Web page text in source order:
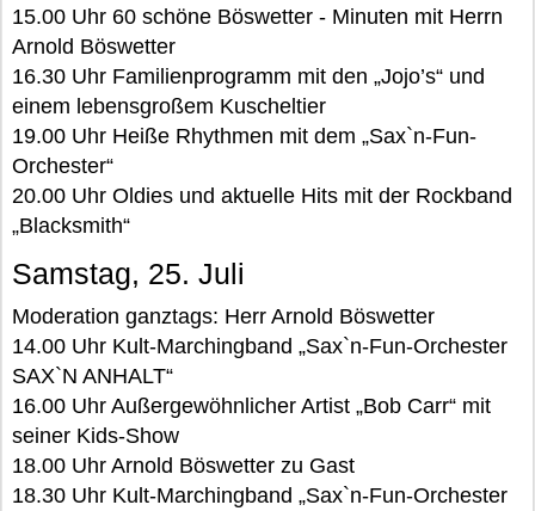
15.00 Uhr 60 schöne Böswetter - Minuten mit Herrn
Arnold Böswetter
16.30 Uhr Familienprogramm mit den „Jojo’s“ und
einem lebensgroßem Kuscheltier
19.00 Uhr Heiße Rhythmen mit dem „Sax`n-Fun-
Orchester“
20.00 Uhr Oldies und aktuelle Hits mit der Rockband
„Blacksmith“
Samstag, 25. Juli
Moderation ganztags: Herr Arnold Böswetter
14.00 Uhr Kult-Marchingband „Sax`n-Fun-Orchester
SAX`N ANHALT“
16.00 Uhr Außergewöhnlicher Artist „Bob Carr“ mit
seiner Kids-Show
18.00 Uhr Arnold Böswetter zu Gast
18.30 Uhr Kult-Marchingband „Sax`n-Fun-Orchester